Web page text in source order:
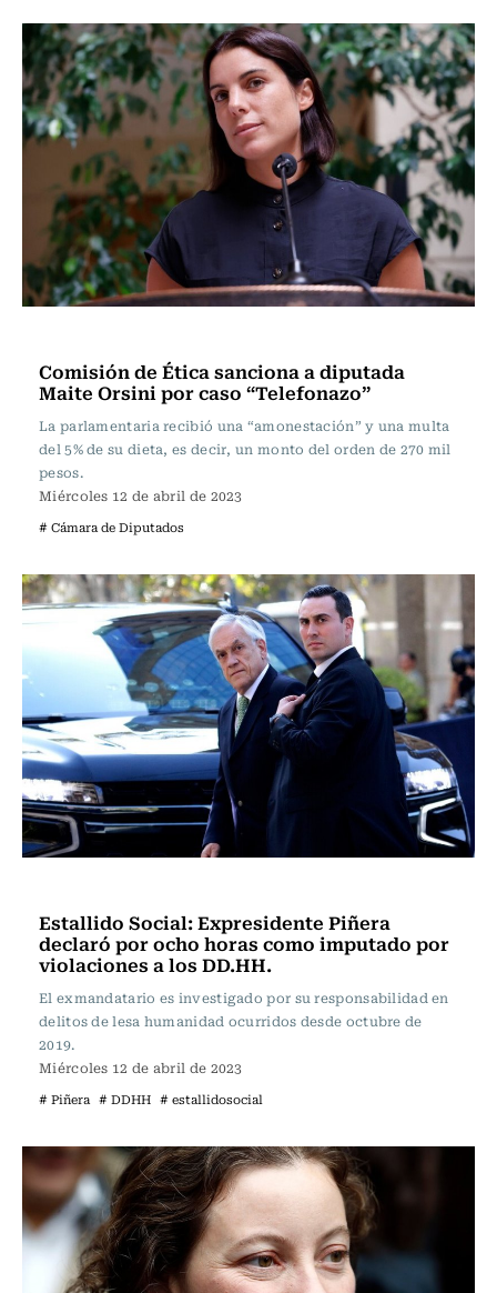
Comisión de Ética sanciona a diputada
Maite Orsini por caso “Telefonazo”
La parlamentaria recibió una “amonestación” y una multa
del 5% de su dieta, es decir, un monto del orden de 270 mil
pesos.
Miércoles 12 de abril de 2023
# Cámara de Diputados
Estallido Social: Expresidente Piñera
declaró por ocho horas como imputado por
violaciones a los DD.HH.
El exmandatario es investigado por su responsabilidad en
delitos de lesa humanidad ocurridos desde octubre de
2019.
Miércoles 12 de abril de 2023
# Piñera # DDHH # estallidosocial